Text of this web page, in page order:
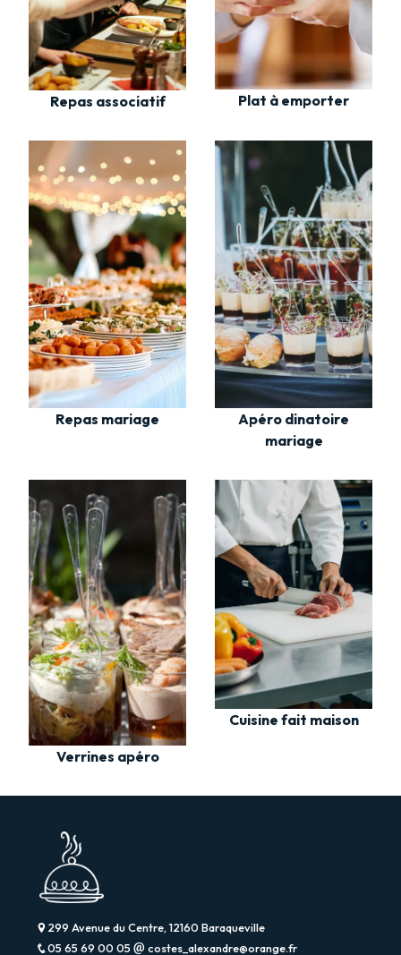
Repas associatif Plat à emporter
Repas mariage
Apéro dinatoire
mariage
Verrines apéro
Cuisine fait maison
299 Avenue du Centre, 12160 Baraqueville
05 65 69 00 05
costes_alexandre@orange.fr